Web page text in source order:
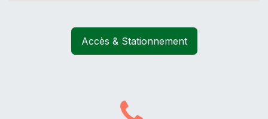
Accès & Stationnement